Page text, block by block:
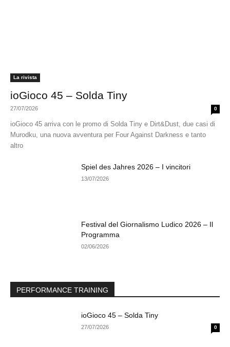
La rivista
ioGioco 45 – Solda Tiny
27/07/2026 0
ioGioco 45 arriva con le promo di Solda Tiny e Dirt&Dust, due casi di
Murodku, una nuova avventura per Four Against Darkness e tanto
altro
Spiel des Jahres 2026 – I vincitori
13/07/2026
Festival del Giornalismo Ludico 2026 – Il
Programma
02/06/2026
PERFORMANCE TRAINING
ioGioco 45 – Solda Tiny
27/07/2026 0